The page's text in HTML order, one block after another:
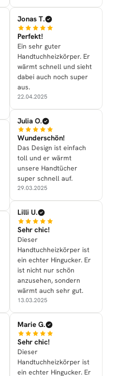
Jonas T.
Perfekt!
Ein sehr guter
Handtuchheizkörper. Er
wärmt schnell und sieht
dabei auch noch super
aus.
22.04.2025
Julia O.
Wunderschön!
Das Design ist einfach
toll und er wärmt
unsere Handtücher
super schnell auf.
29.03.2025
Lilli U.
Sehr chic!
Dieser
Handtuchheizkörper ist
ein echter Hingucker. Er
ist nicht nur schön
anzusehen, sondern
wärmt auch sehr gut.
13.03.2025
Marie G.
Sehr chic!
Dieser
Handtuchheizkörper ist
ein echter Hingucker. Er